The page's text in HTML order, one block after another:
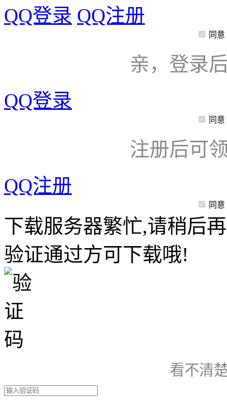
QQ登录 QQ注册
同意
亲，登录
QQ登录
同意
注册后可
QQ注册
同意
下载服务器繁忙,请稍后
验证通过方可下载哦!
看不清